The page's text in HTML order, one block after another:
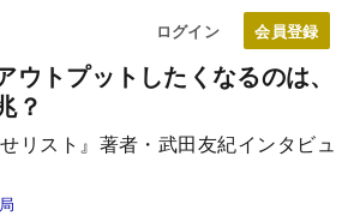
ログイン
ウトプットしたくなるのは、
？
リスト』著者・武田友紀インタビュ